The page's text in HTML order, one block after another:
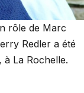
rôle de Marc
Redler a été
à La Rochelle.